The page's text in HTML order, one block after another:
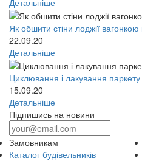
Як обшити стіни лоджії
22.09.20
Детальніше
Циклювання і лакування паркету
15.09.20
Детальніше
Підпишись на новини
Замовникам
Каталог будівельників